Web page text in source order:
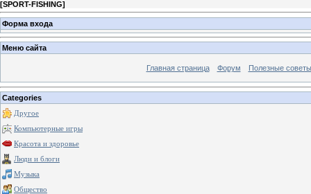
[SPORT-FISHING]
Форма входа
Меню сайта
Главная страница Форум Полезные советы
Categories
Другое
Компьютерные игры
Красота и здоровье
Люди и блоги
Музыка
Общество